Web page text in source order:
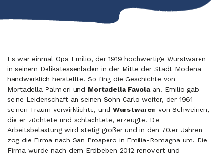
Es war einmal Opa Emilio, der 1919 hochwertige Wurstwaren
in seinem Delikatessenladen in der Mitte der Stadt Modena
handwerklich herstellte. So fing die Geschichte von
Mortadella Palmieri und Mortadella Favolaan. Emilio gab
seine Leidenschaft an seinen Sohn Carlo weiter, der 1961
seinen Traum verwirklichte, und Wurstwaren von Schweinen,
die er züchtete und schlachtete, erzeugte. Die
Arbeitsbelastung wird stetig größer und in den 70.er Jahren
zog die Firma nach San Prospero in Emilia-Romagna um. Die
Firma wurde nach dem Erdbeben 2012 renoviert und